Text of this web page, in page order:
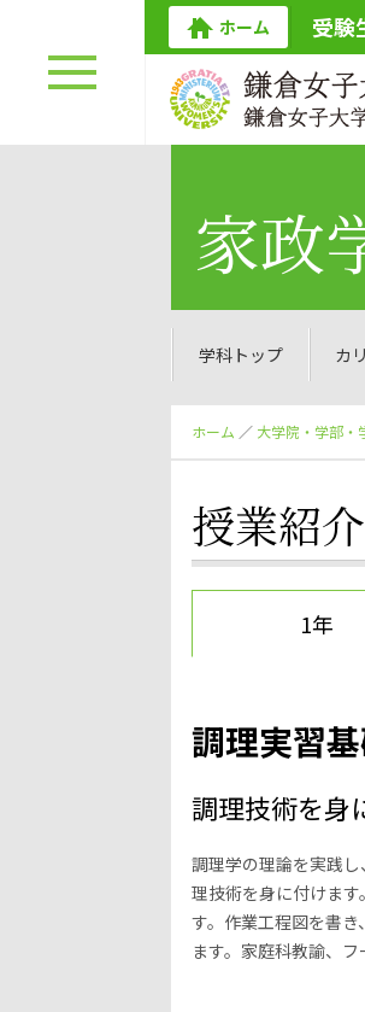
ホーム 受験
家政
学科トップ カ
ホーム ／ 大学院・学部・
授業紹介
1年
調理実習
調理技術を身
調理学の理論を実践
理技術を身に付けま
す。作業工程図を書
ます。家庭科教諭、